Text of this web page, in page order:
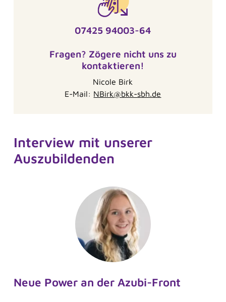
07425 94003-64
Fragen? Zögere nicht uns zu
kontaktieren!
Nicole Birk
E-Mail: NBirk@bkk-sbh.de
Interview mit unserer
Auszubildenden
Neue Power an der Azubi-Front